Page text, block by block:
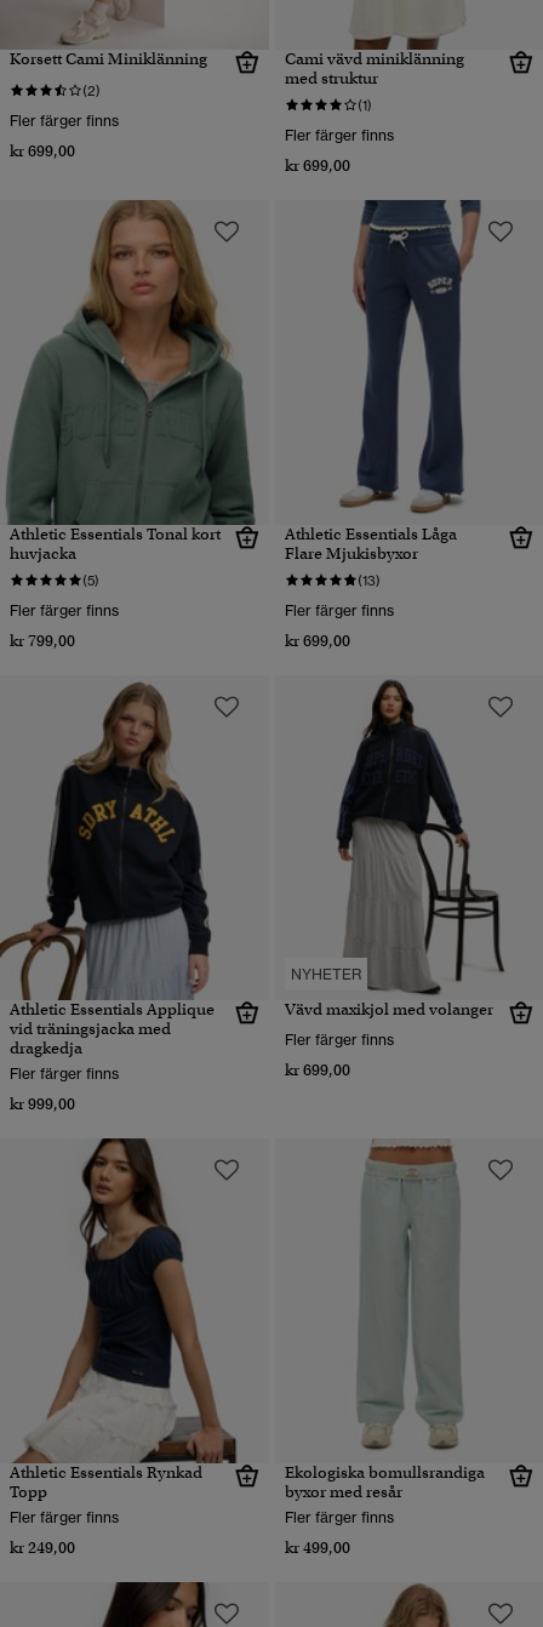
Korsett Cami Miniklänning
(2)
Fler färger finns
kr 699,00
Cami vävd miniklänning
med struktur
(1)
Fler färger finns
kr 699,00
Athletic Essentials Tonal kort
huvjacka
(5)
Fler färger finns
kr 799,00
Athletic Essentials Låga
Flare Mjukisbyxor
(13)
Fler färger finns
kr 699,00
Athletic Essentials Applique
vid träningsjacka med
dragkedja
Fler färger finns
kr 999,00
NYHETER
Vävd maxikjol med volanger
Fler färger finns
kr 699,00
Athletic Essentials Rynkad
Topp
Fler färger finns
kr 249,00
Ekologiska bomullsrandiga
byxor med resår
Fler färger finns
kr 499,00